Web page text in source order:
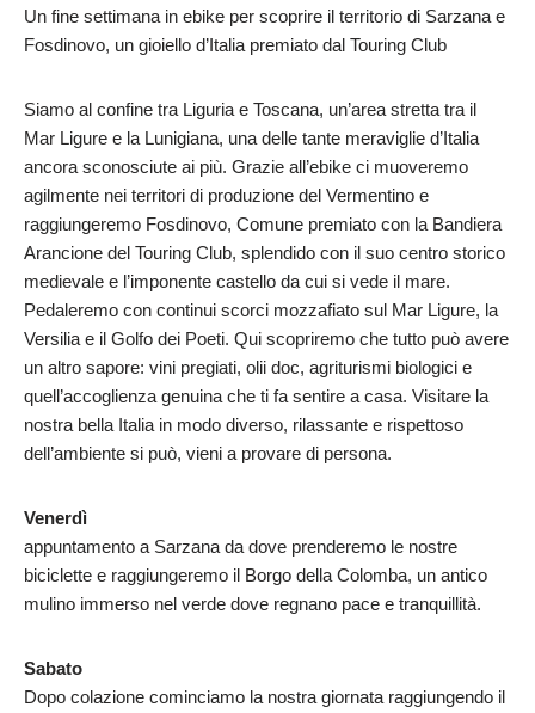
Un fine settimana in ebike per scoprire il territorio di Sarzana e
Fosdinovo, un gioiello d’Italia premiato dal Touring Club
Siamo al confine tra Liguria e Toscana, un’area stretta tra il
Mar Ligure e la Lunigiana, una delle tante meraviglie d’Italia
ancora sconosciute ai più. Grazie all’ebike ci muoveremo
agilmente nei territori di produzione del Vermentino e
raggiungeremo Fosdinovo, Comune premiato con la Bandiera
Arancione del Touring Club, splendido con il suo centro storico
medievale e l’imponente castello da cui si vede il mare.
Pedaleremo con continui scorci mozzafiato sul Mar Ligure, la
Versilia e il Golfo dei Poeti. Qui scopriremo che tutto può avere
un altro sapore: vini pregiati, olii doc, agriturismi biologici e
quell’accoglienza genuina che ti fa sentire a casa. Visitare la
nostra bella Italia in modo diverso, rilassante e rispettoso
dell’ambiente si può, vieni a provare di persona.
Venerdì
appuntamento a Sarzana da dove prenderemo le nostre
biciclette e raggiungeremo il Borgo della Colomba, un antico
mulino immerso nel verde dove regnano pace e tranquillità.
Sabato
Dopo colazione cominciamo la nostra giornata raggiungendo il